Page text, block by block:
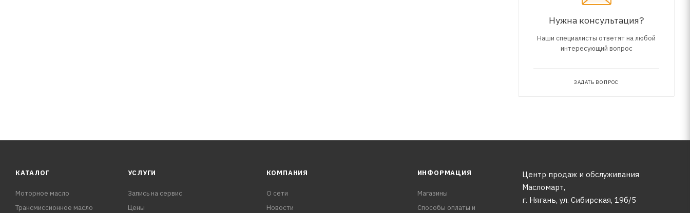
Нужна консультация?
Наши специалисты ответят на любой
интересующий вопрос
ЗАДАТЬ ВОПРОС
КАТАЛОГ
Моторное масло
Трансмиссионное масло
УСЛУГИ
Запись на сервис
Цены
КОМПАНИЯ
О сети
Новости
ИНФОРМАЦИЯ
Магазины
Способы оплаты и
Центр продаж и обслуживания
Масломарт,
г. Нягань, ул. Сибирская, 19б/5